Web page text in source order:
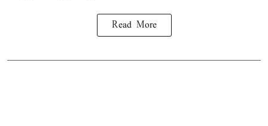
Read More